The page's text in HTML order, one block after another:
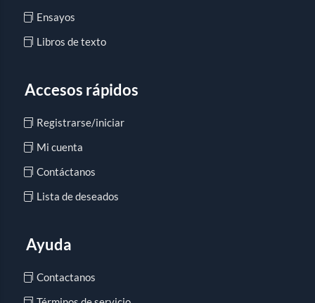
Ensayos
Libros de texto
Accesos rápidos
Registrarse/iniciar
Mi cuenta
Contáctanos
Lista de deseados
Ayuda
Contactanos